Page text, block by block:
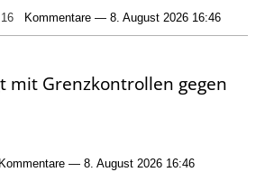
16 Kommentare — 8. August 2026 16:46
mit Grenzkontrollen gegen
Kommentare — 8. August 2026 16:46